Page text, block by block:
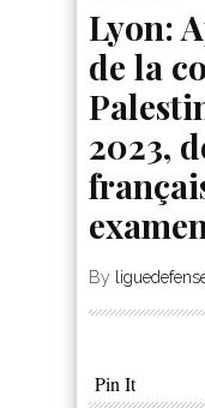
Lyon:
de la
2023,
By
Pin It